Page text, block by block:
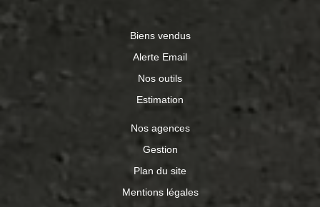
Biens vendus
Alerte Email
Nos outils
Estimation
Nos agences
Gestion
Plan du site
Mentions légales